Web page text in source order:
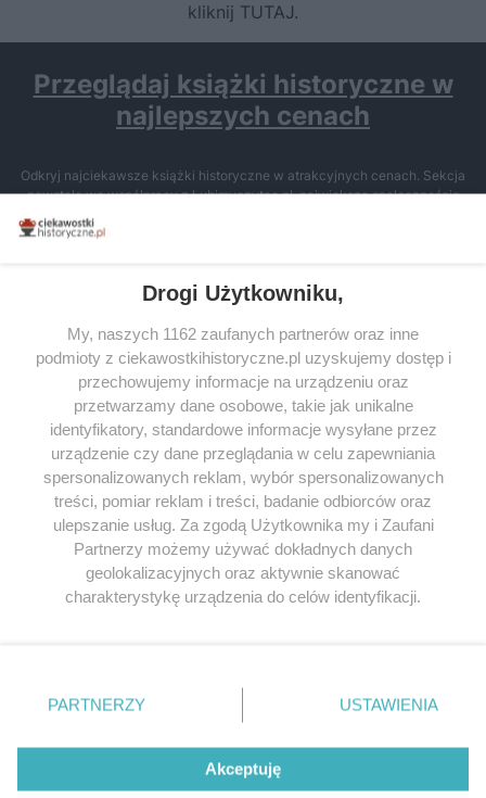
kliknij TUTAJ.
Przeglądaj książki historyczne w
najlepszych cenach
Odkryj najciekawsze książki historyczne w atrakcyjnych cenach. Sekcja
powstała we współpracy z Lubimyczytac.pl, największą społecznością
miłośników literatury w Polsce – dzięki temu możesz wybierać spośród
tytułów najwyżej ocenianych przez czytelników.
SERWIS
SPOŁECZNOŚĆ
WSPÓŁPRACA
KONTAKT
ODWIEDŹ RÓWNIEŻ:
Drogi Użytkowniku,
My, naszych 1162 zaufanych partnerów oraz inne
podmioty z ciekawostkihistoryczne.pl uzyskujemy dostęp i
przechowujemy informacje na urządzeniu oraz
przetwarzamy dane osobowe, takie jak unikalne
identyfikatory, standardowe informacje wysyłane przez
urządzenie czy dane przeglądania w celu zapewniania
spersonalizowanych reklam, wybór spersonalizowanych
treści, pomiar reklam i treści, badanie odbiorców oraz
ulepszanie usług. Za zgodą Użytkownika my i Zaufani
Partnerzy możemy używać dokładnych danych
geolokalizacyjnych oraz aktywnie skanować
charakterystykę urządzenia do celów identyfikacji.
zmienić/wycofać klikając przycisk ustawień prywatności
znajdujący się w lewym dolnym rogu strony
. Niektóre
użytkownika, ale masz prawo sprzeciwić się takiemu
przetwarzaniu. Preferencje będą miały zastosowania tylko
PARTNERZY USTAWIENIA
Akceptuję